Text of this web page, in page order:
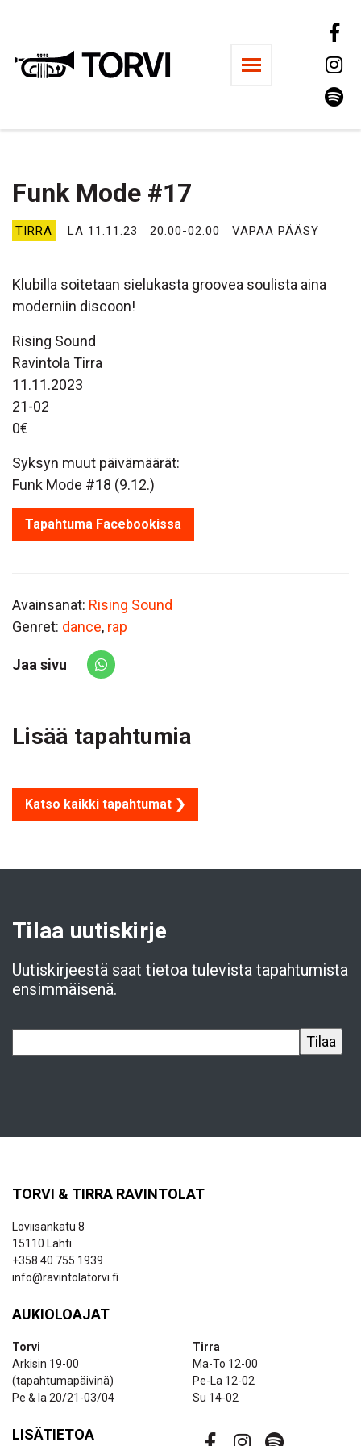
Ravintola Torvi
Funk Mode #17
TIRRA LA 11.11.23 20.00-02.00 VAPAA PÄÄSY
Klubilla soitetaan sielukasta groovea soulista aina
moderniin discoon!
Rising Sound
Ravintola Tirra
11.11.2023
21-02
0€
Syksyn muut päivämäärät:
Funk Mode #18 (9.12.)
Tapahtuma Facebookissa
Avainsanat: Rising Sound
Genret: dance, rap
Jaa sivu
Share via Whatsapp
Lisää tapahtumia
Katso kaikki tapahtumat ❯
Tilaa uutiskirje
Uutiskirjeestä saat tietoa tulevista tapahtumista
ensimmäisenä.
TORVI & TIRRA RAVINTOLAT
Loviisankatu 8
15110 Lahti
+358 40 755 1939
info@ravintolatorvi.fi
AUKIOLOAJAT
Torvi
Arkisin 19-00
(tapahtumapäivinä)
Pe & la 20/21-03/04
Tirra
Ma-To 12-00
Pe-La 12-02
Su 14-02
LISÄTIETOA